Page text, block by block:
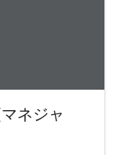
ネジャ